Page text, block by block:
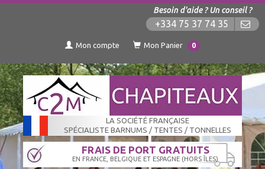
Besoin d'aide ? Un conseil ?
+334 75 37 74 35
Mon compte Mon Panier 0
LA SOCIÉTÉ FRANÇAISE
SPÉCIALISTE BARNUMS / TENTES / TONNELLES
FRAIS DE PORT GRATUITS
EN FRANCE, BELGIQUE ET ESPAGNE (HORS ÎLES)